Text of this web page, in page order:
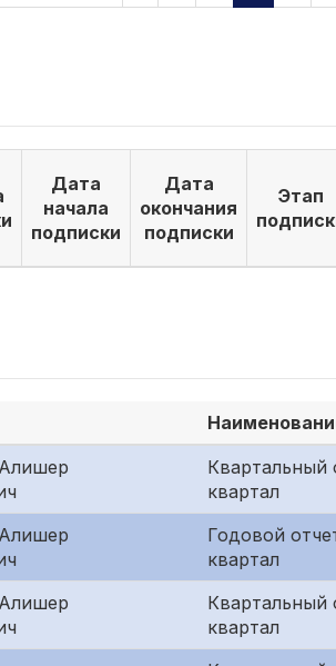
Дата
начала
подписки
Дата
окончания
подписки
Этап
Квартальный
квартал
Годовой
квартал
Квартальный
квартал